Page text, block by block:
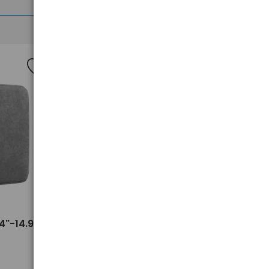
14.9"